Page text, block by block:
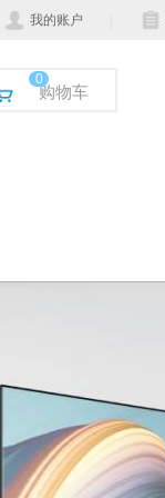
我的账户
购物车
0